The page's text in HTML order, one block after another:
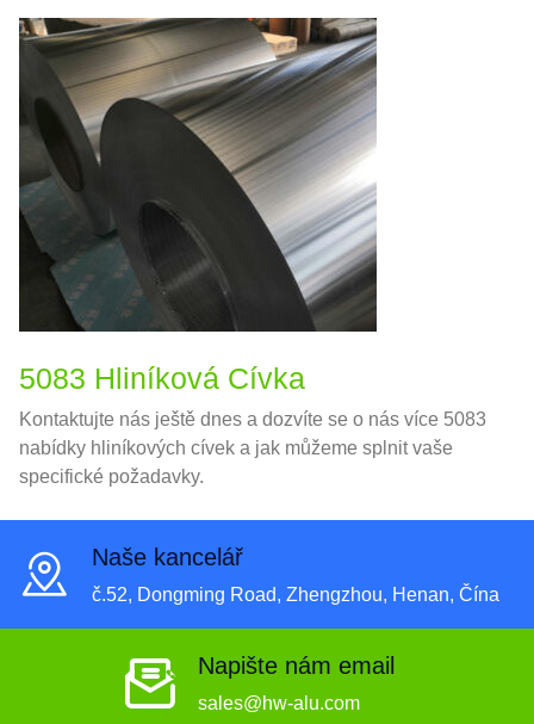
5083 Hliníková Cívka
Kontaktujte nás ještě dnes a dozvíte se o nás více 5083
nabídky hliníkových cívek a jak můžeme splnit vaše
specifické požadavky.
Naše kancelář
č.52, Dongming Road, Zhengzhou, Henan, Čína
Napište nám email
sales@hw-alu.com